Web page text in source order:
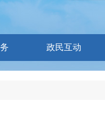
政民互动